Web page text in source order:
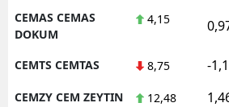
CEMAS CEMAS
DOKUM
4,15
CEMTS CEMTAS 8,75 -
CEMZY CEM ZEYTIN 12,48